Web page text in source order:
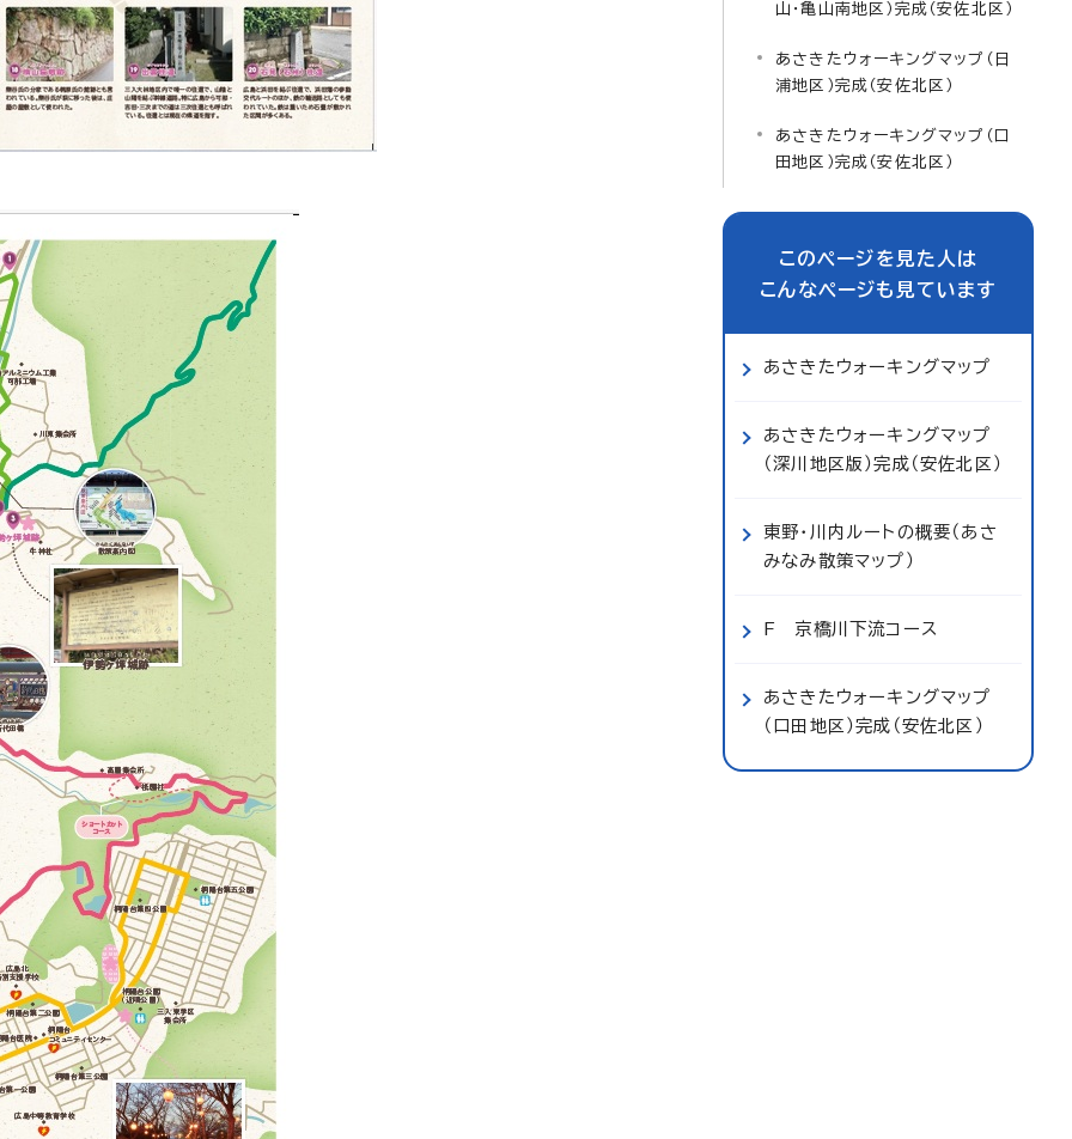
山・亀山南地区）完成（安佐北区）
あさきたウォーキングマップ（日
浦地区）完成（安佐北区）
あさきたウォーキングマップ（口
田地区）完成（安佐北区）
このページを見た人は
こんなページも見ています
あさきたウォーキングマップ
あさきたウォーキングマップ
（深川地区版）完成（安佐北区）
東野・川内ルートの概要（あさ
みなみ散策マップ）
F 京橋川下流コース
あさきたウォーキングマップ
（口田地区）完成（安佐北区）